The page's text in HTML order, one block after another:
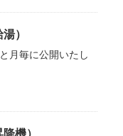
）
月毎に公開いたし